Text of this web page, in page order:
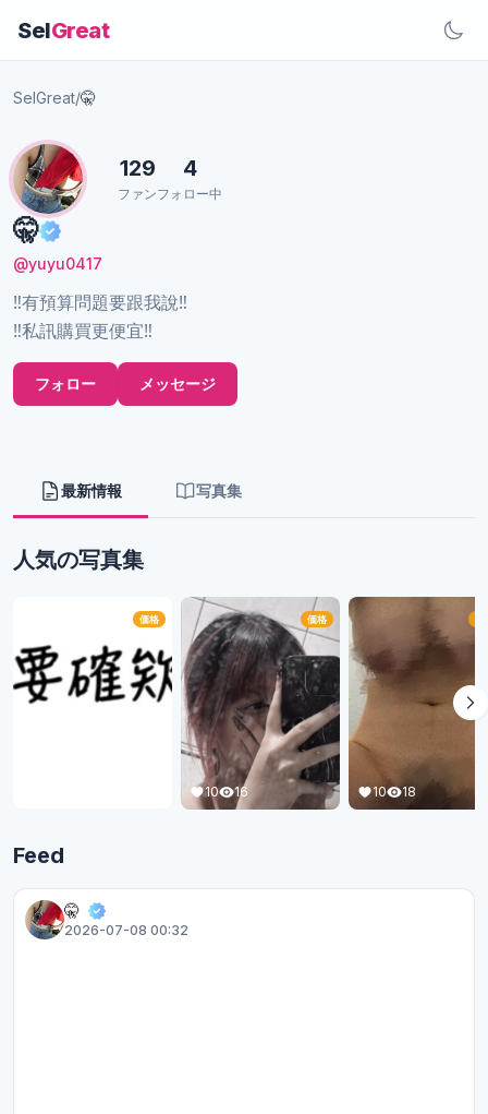
SelGreat
SelGreat/🤫
🤫
@yuyu0417
‼️有預算問題要跟我說‼️
‼️私訊購買更便宜‼️
129
ファン
4
フォロー中
フォロー メッセージ
最新情報 写真集
人気の写真集
価格
10 16
価格
10 18
Feed
🤫
2026-07-08 00:32